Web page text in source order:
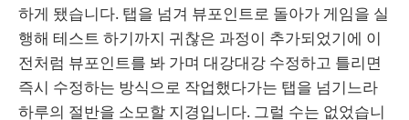
하게 됐습니다. 탭을 넘겨 뷰포인트로 돌아가 게임을 실
행해 테스트 하기까지 귀찮은 과정이 추가되었기에 이
전처럼 뷰포인트를 봐 가며 대강대강 수정하고 틀리면
즉시 수정하는 방식으로 작업했다가는 탭을 넘기느라
하루의 절반을 소모할 지경입니다. 그럴 수는 없었습니